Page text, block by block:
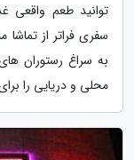
توانید طعم واقعی
سفری فراتر از
به سراغ رستوران
محلی و دریایی را